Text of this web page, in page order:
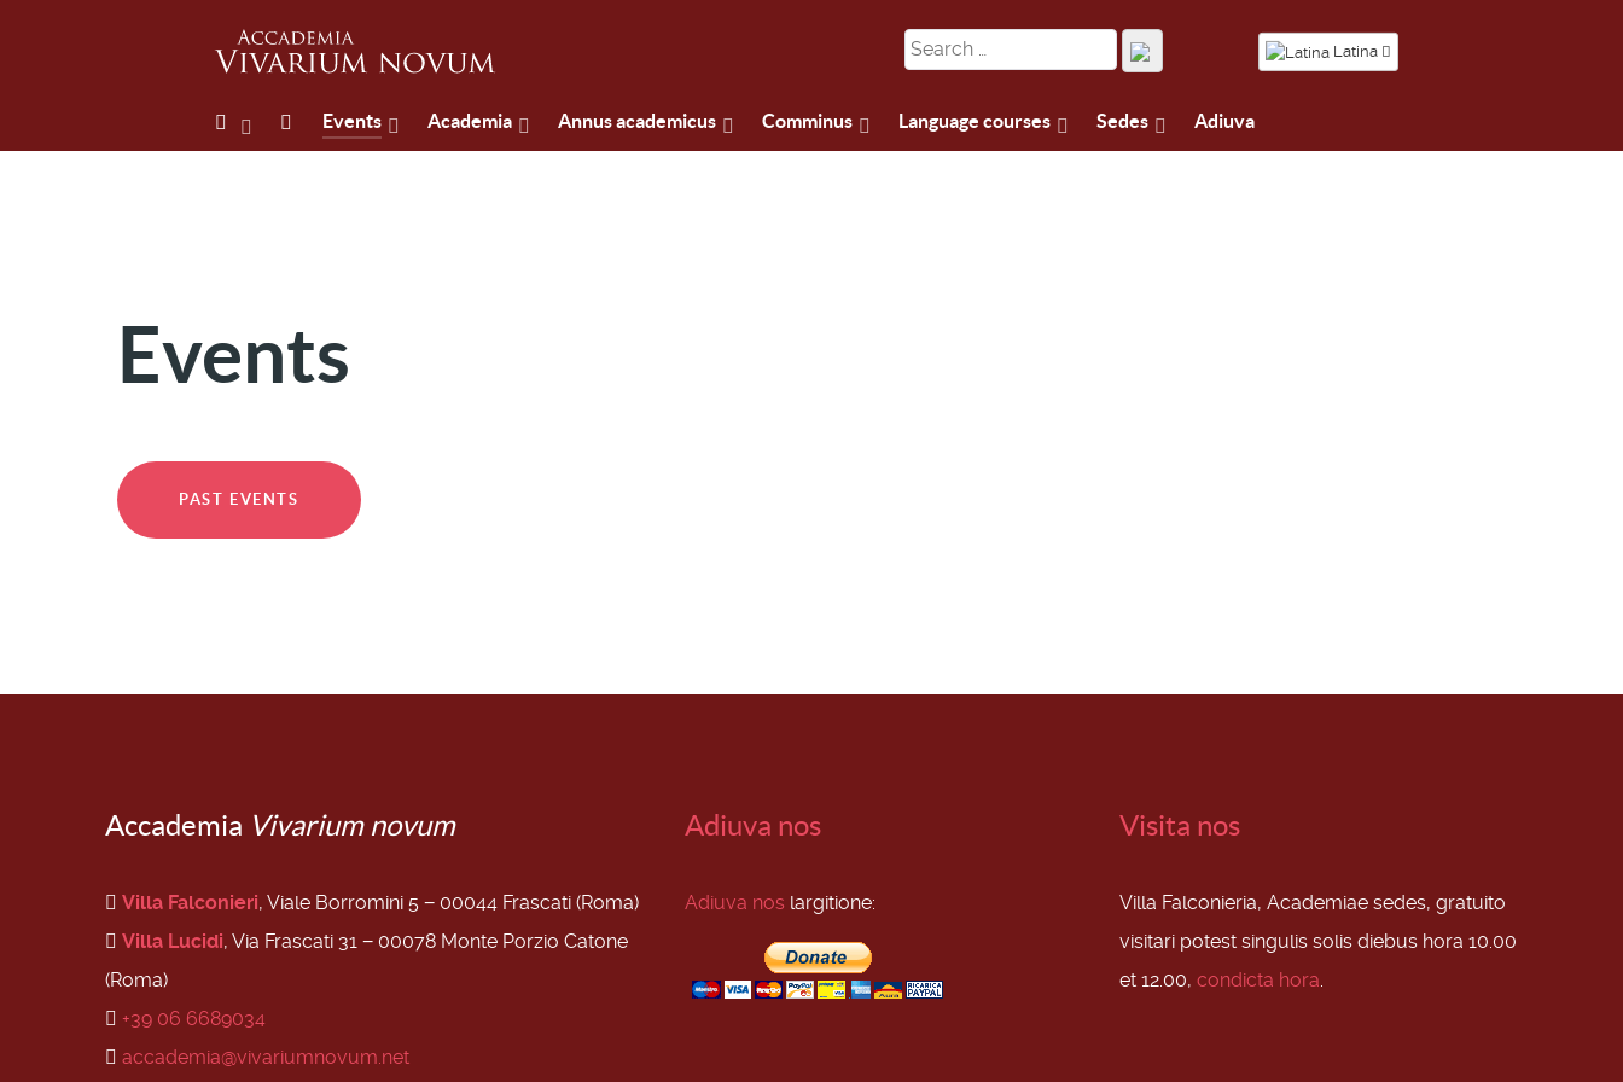
Latina
Events Academia Annus academicus Comminus Language courses Sedes Adiuva
Events
PAST EVENTS
Accademia Vivarium novum
Villa Falconieri, Viale Borromini 5 − 00044 Frascati (Roma)
Villa Lucidi, Via Frascati 31 − 00078 Monte Porzio Catone
(Roma)
+39 06 6689034
accademia@vivariumnovum.net
Adiuva nos
Adiuva nos largitione:
Visita nos
Villa Falconieria, Academiae sedes, gratuito
visitari potest singulis solis diebus hora 10.00
et 12.00, condicta hora.